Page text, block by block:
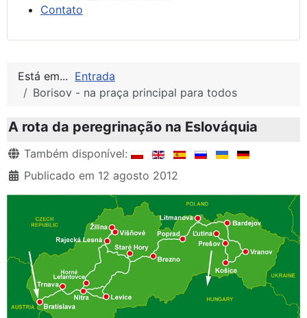
Contato
Está em... Entrada
Borisov - na praça principal para todos
A rota da peregrinação na Eslováquia
Detalhes
Também disponível:
Publicado em 12 agosto 2012